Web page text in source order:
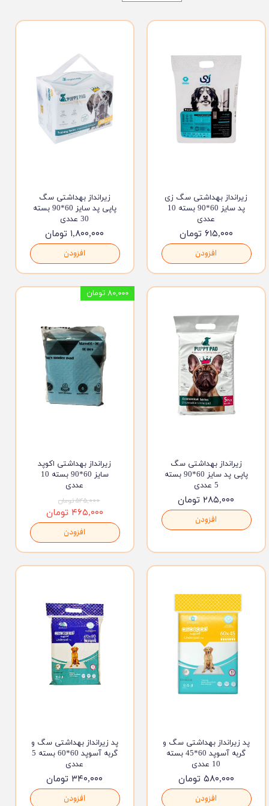
زیرانداز بهداشتی سگ زی
پد سایز 60*90 بسته 10
عددی
۶۱۵,۰۰۰ تومان
افزودن
زیرانداز بهداشتی سگ
پاپی پد سایز 60*90 بسته
30 عددی
۱,۸۰۰,۰۰۰ تومان
افزودن
زیرانداز بهداشتی سگ
پاپی پد سایز 60*90 بسته
5 عددی
۲۸۵,۰۰۰ تومان
افزودن
زیرانداز بهداشتی اکوپد
سایز 60*90 بسته 10
عددی
۵۴۵,۰۰۰ تومان
۴۶۵,۰۰۰ تومان
افزودن
۸۰,۰۰۰ تومان
پد زیرانداز بهداشتی سگ و
گربه آسوپد 60*45 بسته
10 عددی
۵۸۰,۰۰۰ تومان
افزودن
پد زیرانداز بهداشتی سگ و
گربه آسوپد 60*60 بسته 5
عددی
۳۴۰,۰۰۰ تومان
افزودن